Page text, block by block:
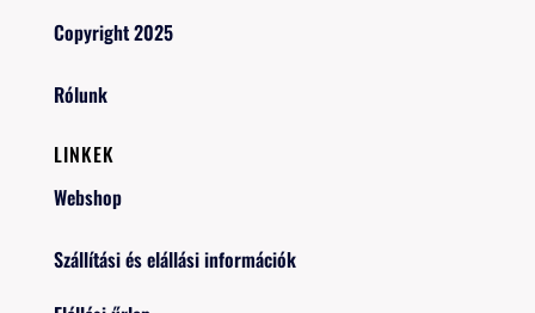
Copyright 2025
Rólunk
LINKEK
Webshop
Szállítási és elállási információk